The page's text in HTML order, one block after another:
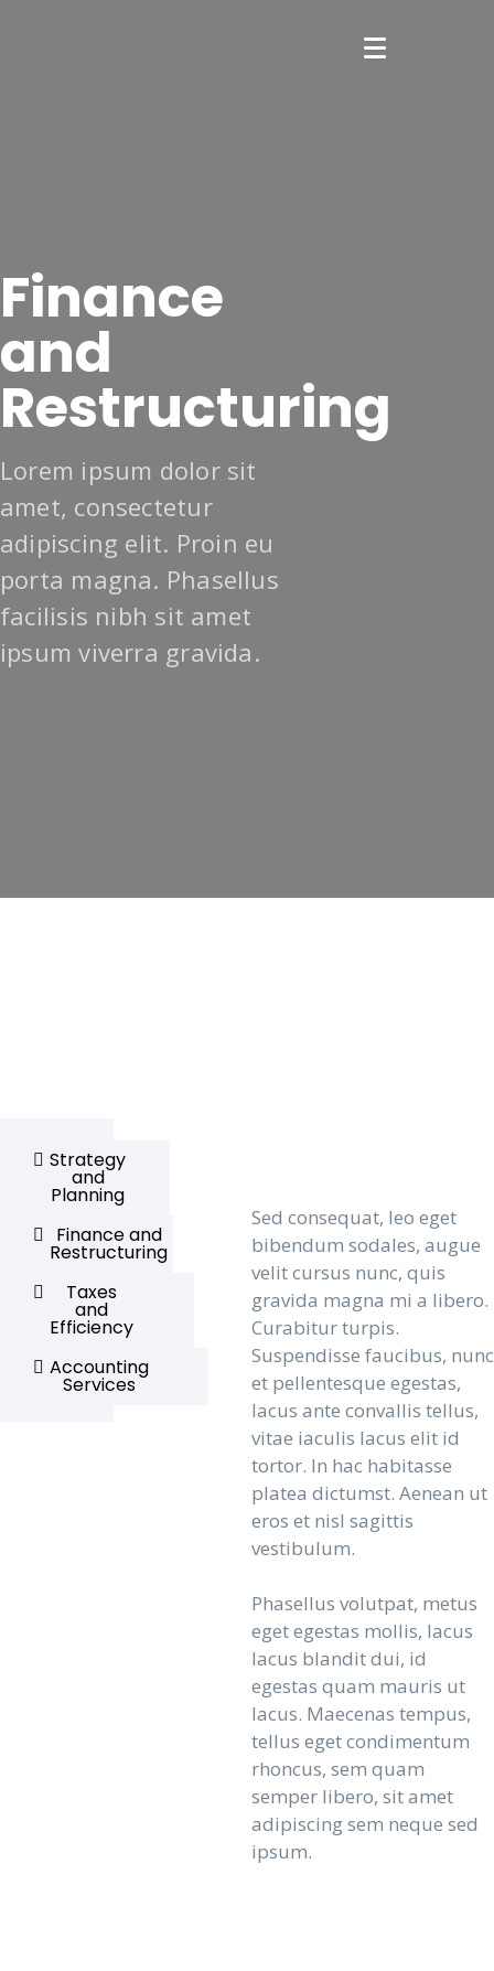
Finance
and
Restructuring
Lorem ipsum dolor sit
amet, consectetur
adipiscing elit. Proin eu
porta magna. Phasellus
facilisis nibh sit amet
ipsum viverra gravida.
Strategy
and
Planning
Finance and
Restructuring
Taxes
and
Efficiency
Accounting
Services
Sed consequat, leo eget
bibendum sodales, augue
velit cursus nunc, quis
gravida magna mi a libero.
Curabitur turpis.
Suspendisse faucibus, nunc
et pellentesque egestas,
lacus ante convallis tellus,
vitae iaculis lacus elit id
tortor. In hac habitasse
platea dictumst. Aenean ut
eros et nisl sagittis
vestibulum.
Phasellus volutpat, metus
eget egestas mollis, lacus
lacus blandit dui, id
egestas quam mauris ut
lacus. Maecenas tempus,
tellus eget condimentum
rhoncus, sem quam
semper libero, sit amet
adipiscing sem neque sed
ipsum.